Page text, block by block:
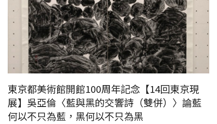
東京都美術館開館100周年記念【14回東京現
展】吳亞倫〈藍與黑的交響詩（雙併）〉論藍
何以不只為藍，黑何以不只為黑